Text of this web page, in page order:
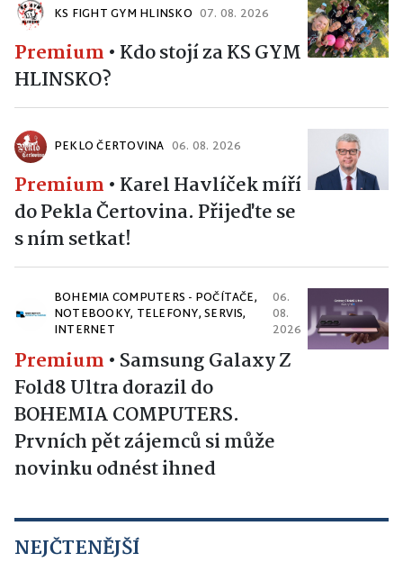
KS FIGHT GYM HLINSKO 07. 08. 2026
Premium • Kdo stojí za KS GYM
HLINSKO?
PEKLO ČERTOVINA 06. 08. 2026
Premium • Karel Havlíček míří
do Pekla Čertovina. Přijeďte se
s ním setkat!
BOHEMIA COMPUTERS - POČÍTAČE,
NOTEBOOKY, TELEFONY, SERVIS,
INTERNET
06.
08.
2026
Premium • Samsung Galaxy Z
Fold8 Ultra dorazil do
BOHEMIA COMPUTERS.
Prvních pět zájemců si může
novinku odnést ihned
NEJČTENĚJŠÍ